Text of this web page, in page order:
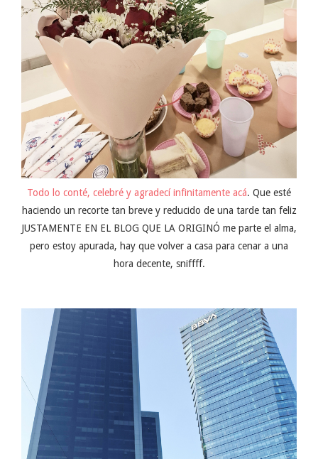
Todo lo conté, celebré y agradecí infinitamente acá. Que esté
haciendo un recorte tan breve y reducido de una tarde tan feliz
JUSTAMENTE EN EL BLOG QUE LA ORIGINÓ me parte el alma,
pero estoy apurada, hay que volver a casa para cenar a una
hora decente, sniffff.